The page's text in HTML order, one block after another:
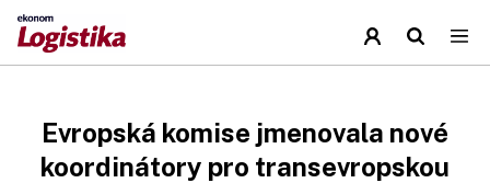
Evropská komise jmenovala nové
koordinátory pro transevropskou